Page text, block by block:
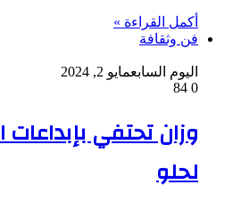
أكمل القراءة »
فن وثقافة
اليوم السابعمايو 2, 2024
0
وزان تحتفي بإبداعات
لحلو